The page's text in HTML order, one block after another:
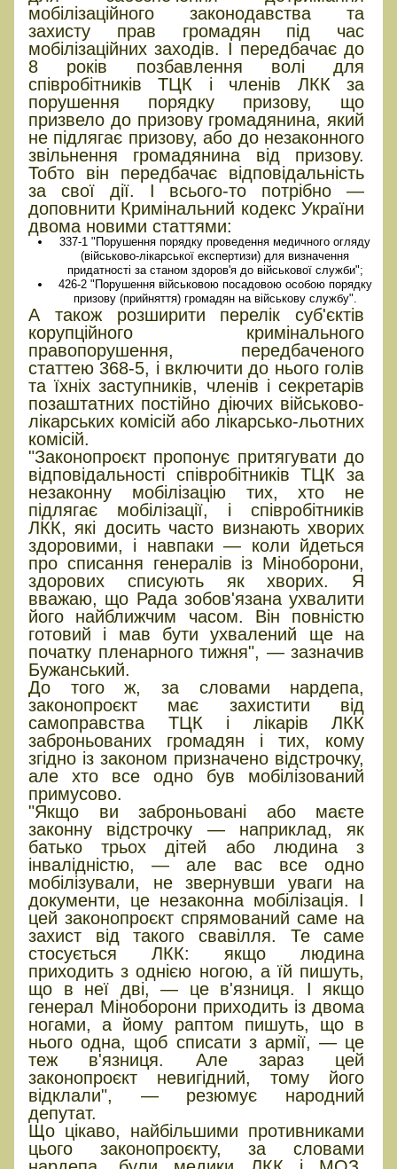
мобілізаційного законодавства та
захисту прав громадян під час
мобілізаційних заходів. І передбачає до
8 років позбавлення волі для
співробітників ТЦК і членів ЛКК за
порушення порядку призову, що
призвело до призову громадянина, який
не підлягає призову, або до незаконного
звільнення громадянина від призову.
Тобто він передбачає відповідальність
за свої дії. І всього-то потрібно —
доповнити Кримінальний кодекс України
двома новими статтями:
337-1 "Порушення порядку проведення медичного огляду
(військово-лікарської експертизи) для визначення
придатності за станом здоров'я до військової служби";
426-2 "Порушення військовою посадовою особою порядку
призову (прийняття) громадян на військову службу".
А також розширити перелік суб'єктів
корупційного кримінального
правопорушення, передбаченого
статтею 368-5, і включити до нього голів
та їхніх заступників, членів і секретарів
позаштатних постійно діючих військово-
лікарських комісій або лікарсько-льотних
комісій.
"Законопроєкт пропонує притягувати до
відповідальності співробітників ТЦК за
незаконну мобілізацію тих, хто не
підлягає мобілізації, і співробітників
ЛКК, які досить часто визнають хворих
здоровими, і навпаки — коли йдеться
про списання генералів із Міноборони,
здорових списують як хворих. Я
вважаю, що Рада зобов'язана ухвалити
його найближчим часом. Він повністю
готовий і мав бути ухвалений ще на
початку пленарного тижня", — зазначив
Бужанський.
До того ж, за словами нардепа,
законопроєкт має захистити від
самоправства ТЦК і лікарів ЛКК
заброньованих громадян і тих, кому
згідно із законом призначено відстрочку,
але хто все одно був мобілізований
примусово.
"Якщо ви заброньовані або маєте
законну відстрочку — наприклад, як
батько трьох дітей або людина з
інвалідністю, — але вас все одно
мобілізували, не звернувши уваги на
документи, це незаконна мобілізація. І
цей законопроєкт спрямований саме на
захист від такого свавілля. Те саме
стосується ЛКК: якщо людина
приходить з однією ногою, а їй пишуть,
що в неї дві, — це в'язниця. І якщо
генерал Міноборони приходить із двома
ногами, а йому раптом пишуть, що в
нього одна, щоб списати з армії, — це
теж в'язниця. Але зараз цей
законопроєкт невигідний, тому його
відклали", — резюмує народний
депутат.
Що цікаво, найбільшими противниками
цього законопроєкту, за словами